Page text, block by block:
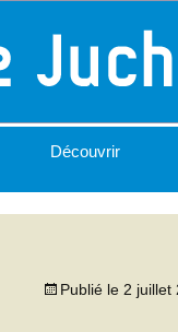
Découvrir
Publié le 2 juillet